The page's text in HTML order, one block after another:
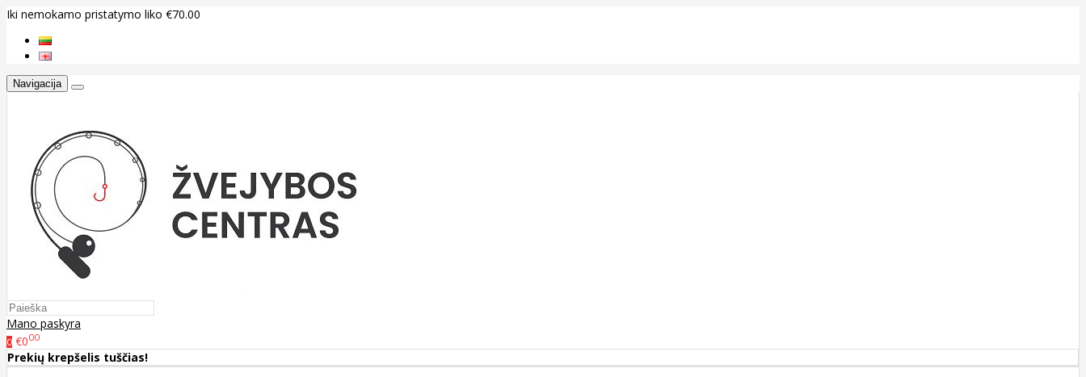
Iki nemokamo pristatymo liko €70.00
Navigacija
Mano paskyra
0 €000
Prekių krepšelis tuščias!